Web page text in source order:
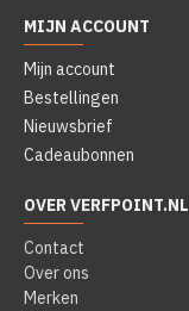
MIJN ACCOUNT
Mijn account
Bestellingen
Nieuwsbrief
Cadeaubonnen
OVER VERFPOINT.NL
Contact
Over ons
Merken